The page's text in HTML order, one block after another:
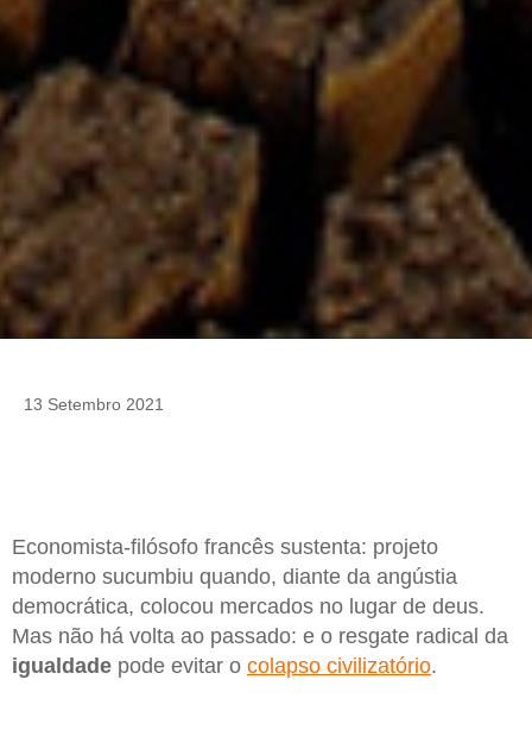
13 Setembro 2021
Economista-filósofo francês sustenta: projeto
moderno sucumbiu quando, diante da angústia
democrática, colocou mercados no lugar de deus.
Mas não há volta ao passado: e o resgate radical da
igualdade pode evitar o colapso civilizatório.